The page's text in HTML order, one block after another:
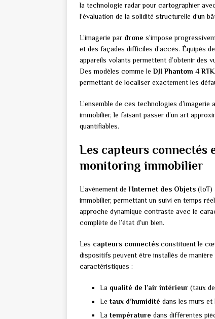
la technologie radar pour cartographier
l’évaluation de la solidité structurelle d’un
L’imagerie par drone s’impose
et des façades difficiles d’accès. Équipés
appareils volants permettent d’obtenir des
Des modèles comme le DJI Phantom 4 RTK
permettant de localiser exactement les
L’ensemble de ces technologies
immobilier, le faisant passer d’un art
quantifiables.
Les capteurs connectés
monitoring immobilier
L’avènement de l’Internet des Objets (IoT)
immobilier, permettant un suivi en temps
approche dynamique contraste avec le
complète de l’état d’un bien.
Les capteurs connectés constituent le
dispositifs peuvent être installés de
caractéristiques :
La qualité de l’air intérieur (taux
Le taux d’humidité dans les murs et
La température dans différentes